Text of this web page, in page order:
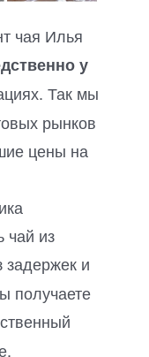
чая Илья
у
Так мы
рынков
цены на
чай из
задержек и
получаете